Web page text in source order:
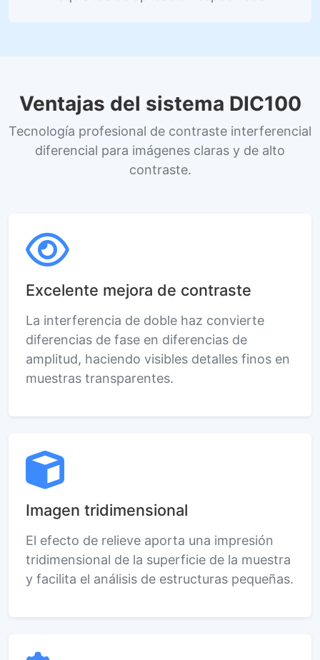
Ventajas del sistema DIC100
Tecnología profesional de contraste interferencial
diferencial para imágenes claras y de alto
contraste.
Excelente mejora de contraste
La interferencia de doble haz convierte
diferencias de fase en diferencias de
amplitud, haciendo visibles detalles finos en
muestras transparentes.
Imagen tridimensional
El efecto de relieve aporta una impresión
tridimensional de la superficie de la muestra
y facilita el análisis de estructuras pequeñas.